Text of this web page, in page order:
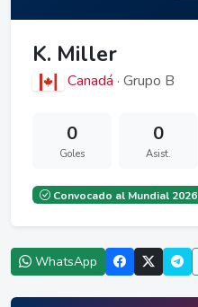
K. Miller
Canadá · Grupo B
0
Goles
0
Asist.
Convocado al Mundial 2026
WhatsApp